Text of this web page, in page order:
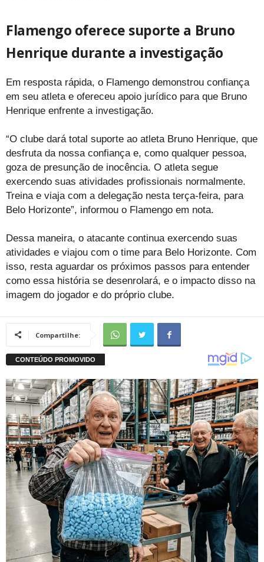
Flamengo oferece suporte a Bruno
Henrique durante a investigação
Em resposta rápida, o Flamengo demonstrou confiança
em seu atleta e ofereceu apoio jurídico para que Bruno
Henrique enfrente a investigação.
“O clube dará total suporte ao atleta Bruno Henrique, que
desfruta da nossa confiança e, como qualquer pessoa,
goza de presunção de inocência. O atleta segue
exercendo suas atividades profissionais normalmente.
Treina e viaja com a delegação nesta terça-feira, para
Belo Horizonte”, informou o Flamengo em nota.
Dessa maneira, o atacante continua exercendo suas
atividades e viajou com o time para Belo Horizonte. Com
isso, resta aguardar os próximos passos para entender
como essa história se desenrolará, e o impacto disso na
imagem do jogador e do próprio clube.
Compartilhe: